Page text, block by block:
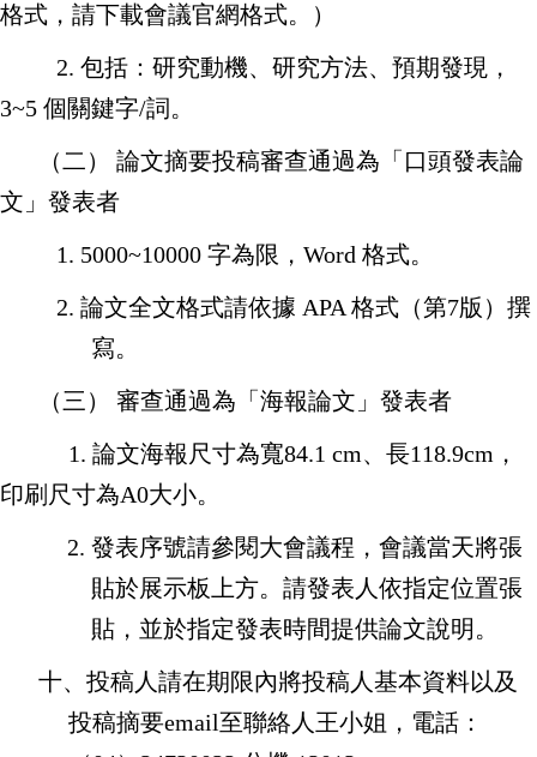
格式，請下載會議官網格式。）
2. 包括：研究動機、研究方法、預期發現，
3~5 個關鍵字/詞。
（二）
論文摘要投稿審查通過為「口頭發表論
文」發表者
1. 5000~10000 字為限， Word 格式。
2.論文全文格式請依據 APA格式（第7版）撰
寫。
（三）
審查通過為「海報論文」發表者
1. 論文海報尺寸為寬84.1 cm、長118.9cm ，
印刷尺寸為A0大小。
2.發表序號請參閱大會議程，會議當天將張
貼於展示板上方。請發表人依指定位置張
貼，並於指定發表時間提供論文說明。
十、投稿人請在期限內將投稿人基本資料以及
投稿摘要email至聯絡人王小姐， 電話：